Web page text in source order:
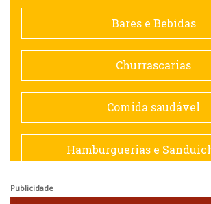
Contemporânea
Doceria
Espanhola
Francesa
Bares e Bebidas
Churrascarias
Comida saudável
Hamburguerias e
Publicidade